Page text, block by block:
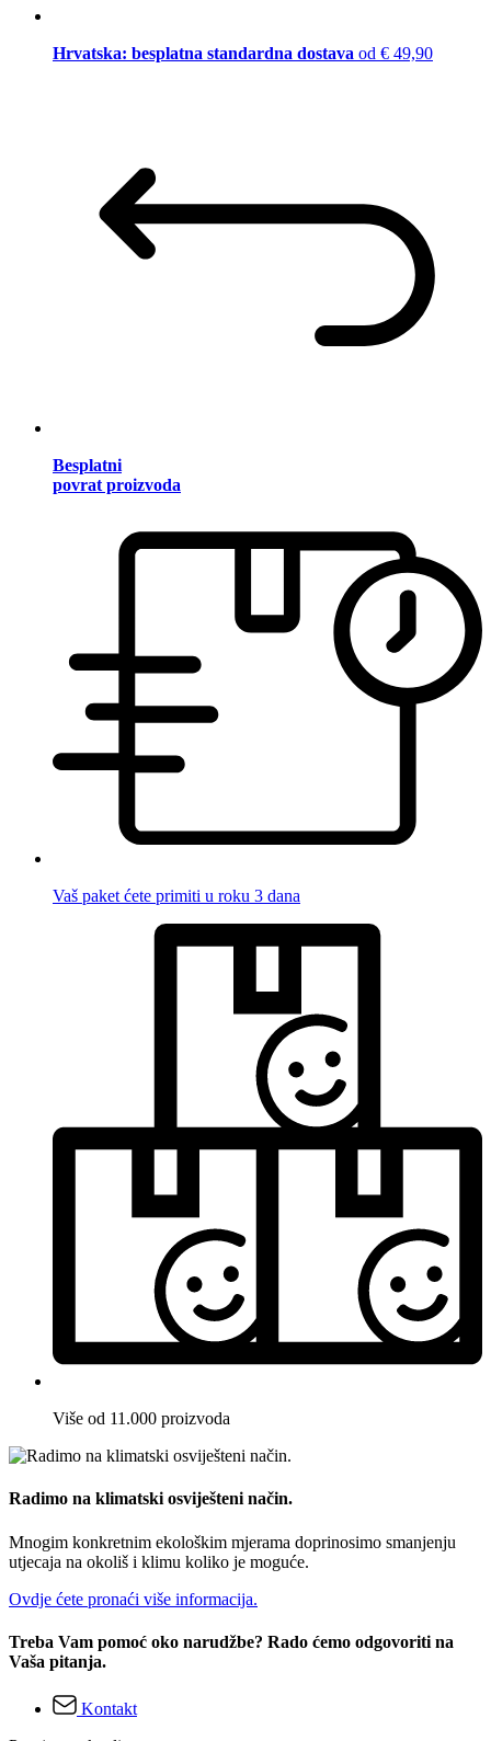
Hrvatska: besplatna standardna dostava od € 49,90
Besplatni
povrat proizvoda
Vaš paket ćete primiti u roku 3 dana
Više od 11.000 proizvoda
Radimo na klimatski osviješteni način.
Mnogim konkretnim ekološkim mjerama doprinosimo smanjenju
utjecaja na okoliš i klimu koliko je moguće.
Ovdje ćete pronaći više informacija.
Treba Vam pomoć oko narudžbe? Rado ćemo odgovoriti na
Vaša pitanja.
Kontakt